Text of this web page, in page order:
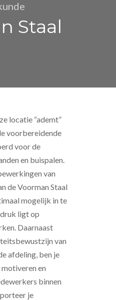
Staal
locatie “ademt”
voorbereidende
voor de
en buispalen.
van
de Voorman Staal
mogelijk in te
ligt op
Daarnaast
van
afdeling, ben je
en
binnen
je